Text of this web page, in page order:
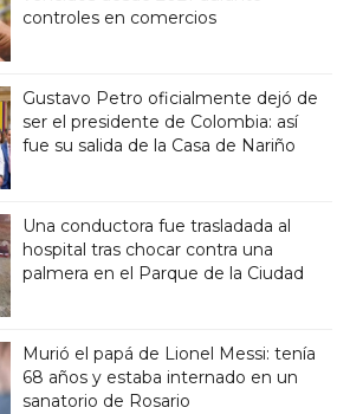
controles en comercios
Gustavo Petro oficialmente dejó de
ser el presidente de Colombia: así
fue su salida de la Casa de Nariño
Una conductora fue trasladada al
hospital tras chocar contra una
palmera en el Parque de la Ciudad
Murió el papá de Lionel Messi: tenía
68 años y estaba internado en un
sanatorio de Rosario